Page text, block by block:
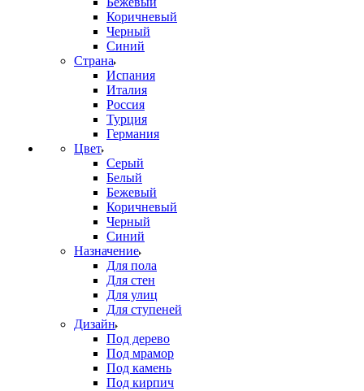
Коричневый
Черный
Синий
Страна
Испания
Италия
Россия
Турция
Германия
Цвет
Серый
Белый
Бежевый
Коричневый
Черный
Синий
Назначение
Для пола
Для стен
Для улиц
Для ступеней
Дизайн
Под дерево
Под мрамор
Под камень
Под кирпич